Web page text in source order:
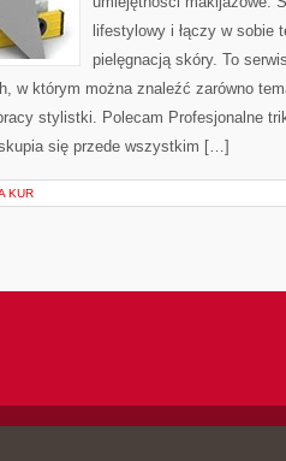
lifestylowy i łączy w sobie
pielęgnacją skóry. To
w którym można znaleźć zarówno
stylistki. Polecam Profesjonalne
się przede wszystkim […]
KUR